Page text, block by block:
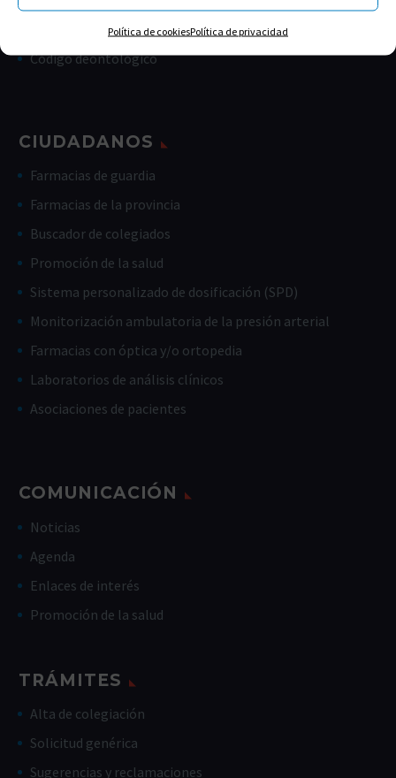
Política de cookiesPolítica de privacidad
Código deontológico
CIUDADANOS
Farmacias de guardia
Farmacias de la provincia
Buscador de colegiados
Promoción de la salud
Sistema personalizado de dosificación (SPD)
Monitorización ambulatoria de la presión arterial
Farmacias con óptica y/o ortopedia
Laboratorios de análisis clínicos
Asociaciones de pacientes
COMUNICACIÓN
Noticias
Agenda
Enlaces de interés
Promoción de la salud
TRÁMITES
Alta de colegiación
Solicitud genérica
Sugerencias y reclamaciones